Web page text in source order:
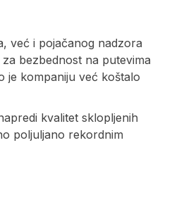
već i pojačanog nadzora
bezbednost na putevima
je kompaniju već koštalo
kvalitet sklopljenih
poljuljano rekordnim